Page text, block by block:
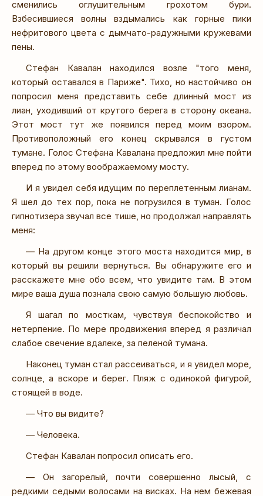
сменились оглушительным грохотом бури.
Взбесившиеся волны вздымались как горные пики
нефритового цвета с дымчато-радужными кружевами
пены.
Стефан Кавалан находился возле "того меня,
который оставался в Париже". Тихо, но настойчиво он
попросил меня представить себе длинный мост из
лиан, уходивший от крутого берега в сторону океана.
Этот мост тут же появился перед моим взором.
Противоположный его конец скрывался в густом
тумане. Голос Стефана Кавалана предложил мне пойти
вперед по этому воображаемому мосту.
И я увидел себя идущим по переплетенным лианам.
Я шел до тех пор, пока не погрузился в туман. Голос
гипнотизера звучал все тише, но продолжал направлять
меня:
— На другом конце этого моста находится мир, в
который вы решили вернуться. Вы обнаружите его и
расскажете мне обо всем, что увидите там. В этом
мире ваша душа познала свою самую большую любовь.
Я шагал по мосткам, чувствуя беспокойство и
нетерпение. По мере продвижения вперед я различал
слабое свечение вдалеке, за пеленой тумана.
Наконец туман стал рассеиваться, и я увидел море,
солнце, а вскоре и берег. Пляж с одинокой фигурой,
стоящей в воде.
— Что вы видите?
— Человека.
Стефан Кавалан попросил описать его.
— Он загорелый, почти совершенно лысый, с
редкими седыми волосами на висках. На нем бежевая